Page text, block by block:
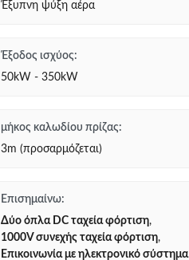
Έξυπνη ψύξη αέρα
Έξοδος ισχύος:
50kW - 350kW
μήκος καλωδίου πρίζας:
3m (προσαρμόζεται)
Επισημαίνω:
Δύο όπλα DC ταχεία φόρτιση,
1000V συνεχής ταχεία φόρτιση,
Επικοινωνία με ηλεκτρονικό σύστημα